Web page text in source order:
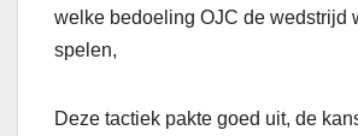
welke bedoeling OJC de wedstrijd
spelen,
Deze tactiek pakte goed uit, de